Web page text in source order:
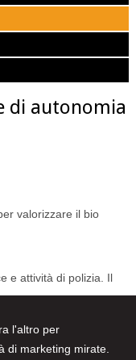
l'altro per
di marketing mirate.
di autonomia
valorizzare il bio
e attività di polizia. Il